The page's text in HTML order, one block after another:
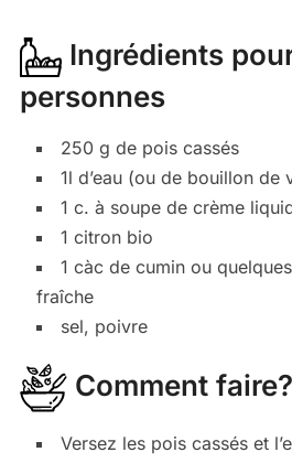
Ingrédients
personnes
250 g de pois cassés
1l d’eau (ou de bouillon de
1 c. à soupe de crème
1 citron bio
1 càc de cumin ou
fraîche
sel, poivre
Comment faire?
Versez les pois cassés et